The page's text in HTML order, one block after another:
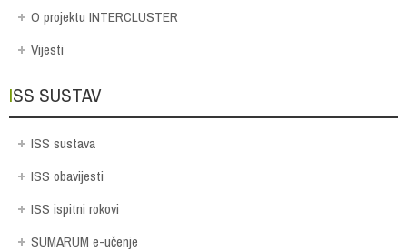
O projektu INTERCLUSTER
Vijesti
ISS SUSTAV
ISS sustava
ISS obavijesti
ISS ispitni rokovi
SUMARUM e-učenje